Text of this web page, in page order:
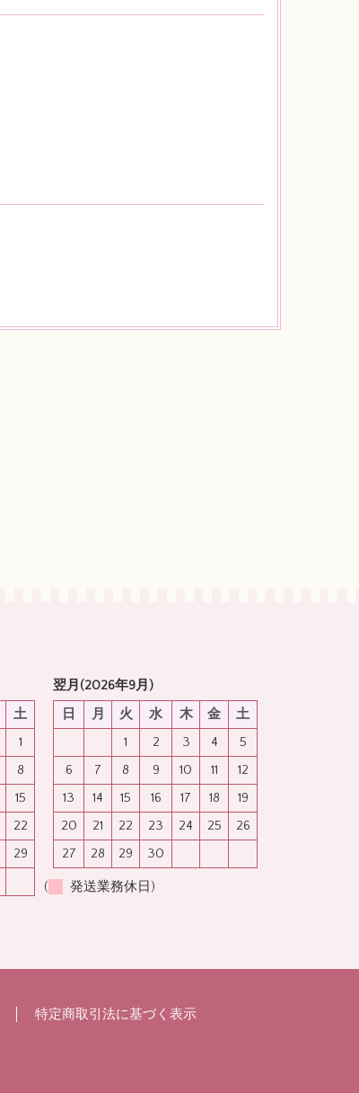
土
1
8
15
22
29
翌月(2026年9月)
日
月 火 水 木 金
土
1
2 3 4
5
6
7 8 9 10 11
12
13
14 15 16 17 18
19
20
21 22 23 24 25
26
27
28 29 30
( 発送業務休日)
特定商取引法に基づく表示